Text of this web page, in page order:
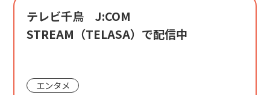
テレビ千鳥 J:COM
STREAM（TELASA）で配信中
エンタメ